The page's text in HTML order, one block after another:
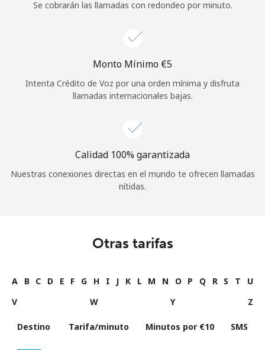
Se cobrarán las llamadas con redondeo por minuto.
Monto Mínimo ⁦€5⁩
Intenta Crédito de Voz por una orden mínima y disfruta
llamadas internacionales bajas.
Calidad 100% garantizada
Nuestras conexiones directas en el mundo te ofrecen llamadas
nítidas.
Otras tarifas
A B C D E F G H I J K L M N O P Q R S T
U
V
W Y Z
Destino Tarifa/minuto Minutos por ⁦€10⁩ SMS